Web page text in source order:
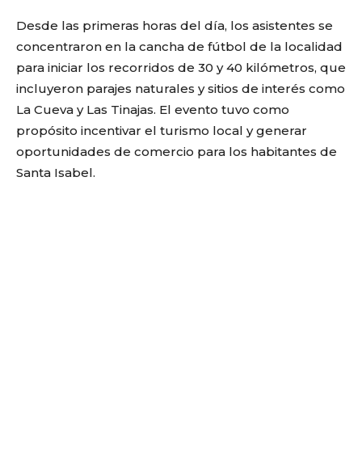
Desde las primeras horas del día, los asistentes se
concentraron en la cancha de fútbol de la localidad
para iniciar los recorridos de 30 y 40 kilómetros, que
incluyeron parajes naturales y sitios de interés como
La Cueva y Las Tinajas. El evento tuvo como
propósito incentivar el turismo local y generar
oportunidades de comercio para los habitantes de
Santa Isabel.